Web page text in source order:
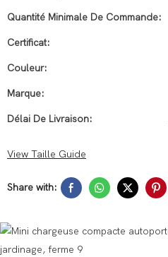
Quantité Minimale De Commande:
Certificat:
Couleur:
Marque:
Délai De Livraison:
View Taille Guide
Share with: